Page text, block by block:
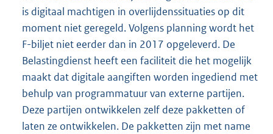
is digitaal machtigen in overlijdenssituaties op dit
moment niet geregeld. Volgens planning wordt het
F-biljet niet eerder dan in 2017 opgeleverd. De
Belastingdienst heeft een faciliteit die het mogelijk
maakt dat digitale aangiften worden ingediend met
behulp van programmatuur van externe partijen.
Deze partijen ontwikkelen zelf deze pakketten of
laten ze ontwikkelen. De pakketten zijn met name